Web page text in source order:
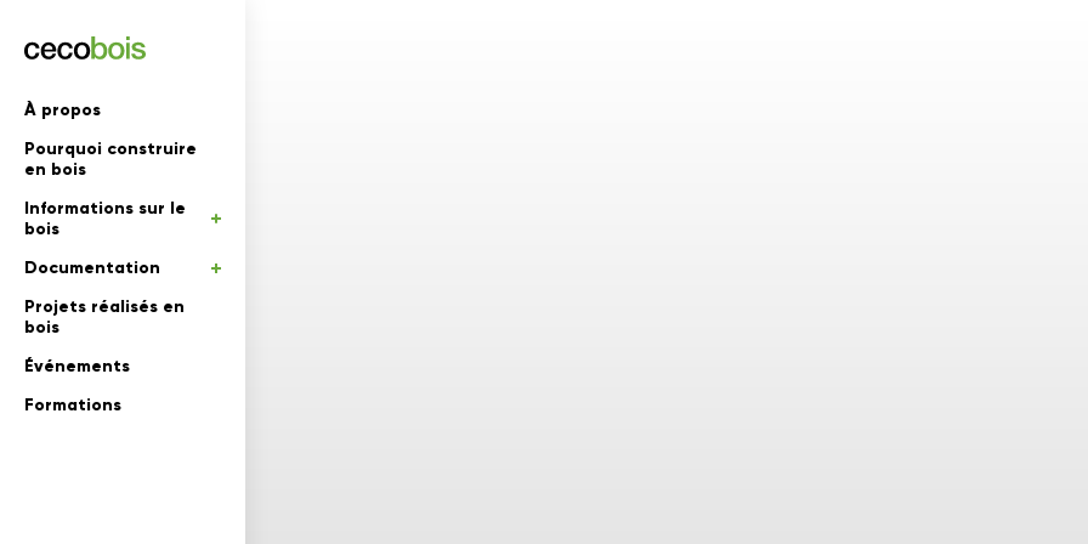
À propos
Pourquoi construire
en bois
Informations sur le
bois
Documentation
Projets réalisés en
bois
Événements
Formations
en bois